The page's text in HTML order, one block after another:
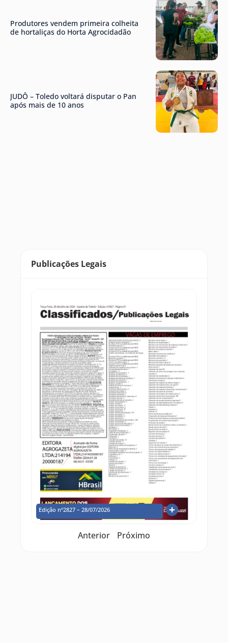
Produtores vendem primeira colheita
de hortaliças do Horta Agrocidadão
JUDÔ – Toledo voltará disputar o Pan
após mais de 10 anos
Publicações Legais
Edição nº2827 – 28/07/2026
Anterior Próximo